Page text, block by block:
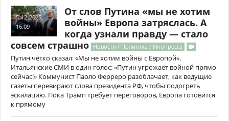
5-12-2025,
16:09
От слов Путина «мы не хотим
войны» Европа затряслась. А
когда узнали правду — стало
совсем страшно Новости / Политика / Инопресса
Путин чётко сказал: «Мы не хотим войны с Европой».
Итальянские СМИ в один голос: «Путин угрожает войной прямо
сейчас!» Коммунист Паоло Ферреро разоблачает, как ведущие
газеты перевирают слова президента РФ, чтобы подогреть
эскалацию. Пока Трамп требует переговоров, Европа готовится
к прямому